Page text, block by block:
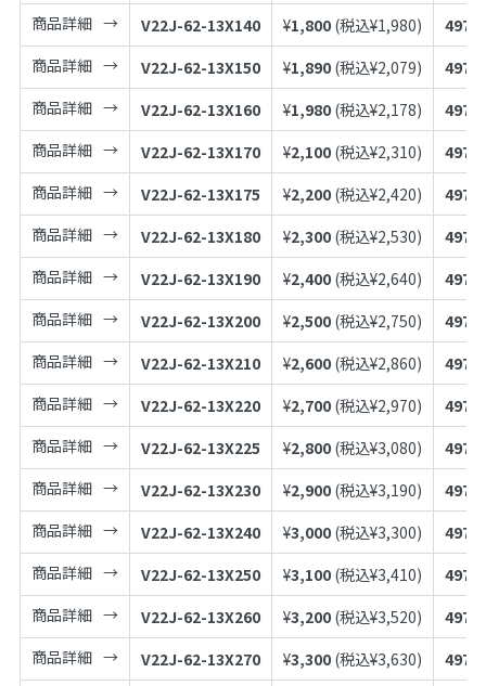
商品詳細
V22J-62-13X140 ¥1,800 (税込¥1,980)
商品詳細
V22J-62-13X150 ¥1,890 (税込¥2,079)
商品詳細
V22J-62-13X160 ¥1,980 (税込¥2,178)
商品詳細
V22J-62-13X170 ¥2,100 (税込¥2,310)
商品詳細
V22J-62-13X175 ¥2,200 (税込¥2,420)
商品詳細
V22J-62-13X180 ¥2,300 (税込¥2,530)
商品詳細
V22J-62-13X190 ¥2,400 (税込¥2,640)
商品詳細
V22J-62-13X200 ¥2,500 (税込¥2,750)
商品詳細
V22J-62-13X210 ¥2,600 (税込¥2,860)
商品詳細
V22J-62-13X220 ¥2,700 (税込¥2,970)
商品詳細
V22J-62-13X225 ¥2,800 (税込¥3,080)
商品詳細
V22J-62-13X230 ¥2,900 (税込¥3,190)
商品詳細
V22J-62-13X240 ¥3,000 (税込¥3,300)
商品詳細
V22J-62-13X250 ¥3,100 (税込¥3,410)
商品詳細
V22J-62-13X260 ¥3,200 (税込¥3,520)
商品詳細
V22J-62-13X270 ¥3,300 (税込¥3,630)